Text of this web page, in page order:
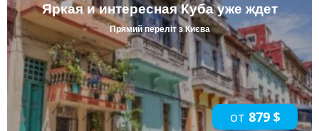
Яркая и интересная Куба уже ждет
Прямий переліт з Києва
от 879 $